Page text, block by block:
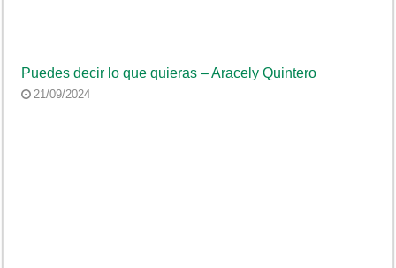
Puedes decir lo que quieras – Aracely Quintero
21/09/2024